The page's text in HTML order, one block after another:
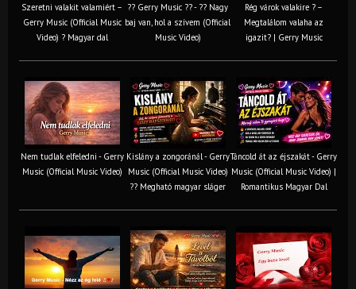
Szeretni valakit valamiért –
Gerry Music (Official Music
Video) ? Magyar dal
?? Gerry Music ?? - ?? Nagy
baj van, hol a szívem (Official
Music Video)
Rég várok valakire ? –
Megtalálom valaha az
igazit? | Gerry Music
Nem tudlak elfeledni - Gerry
Music (Official Music Video)
Kislány a zongoránál - Gerry
Music (Official Music Video)
?? Megható magyar sláger
Táncold át az éjszakát - Gerry
Music (Official Music Video) |
Romantikus Magyar Dal